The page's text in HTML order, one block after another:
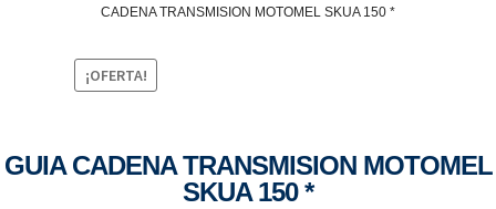
CADENA TRANSMISION MOTOMEL SKUA 150 *
¡OFERTA!
GUIA CADENA TRANSMISION MOTOMEL
SKUA 150 *